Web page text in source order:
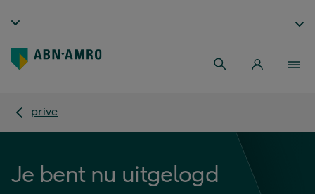
prive
Je bent nu uitgelogd